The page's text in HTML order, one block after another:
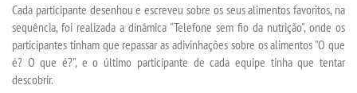
WEBMAIL
PORTAL DE ALUNOS
Cada participante desenhou e escreveu sobre os seus alimentos favoritos, na
sequência, foi realizada a dinâmica "Telefone sem fio da nutrição", onde os
participantes tinham que repassar as adivinhações sobre os alimentos "O que
é? O que é?", e o último participante de cada equipe tinha que tentar
descobrir.